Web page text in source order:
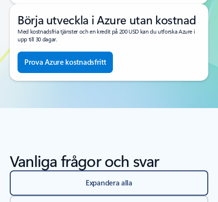
Börja utveckla i Azure utan kostnad
Med kostnadsfria tjänster och en kredit på 200 USD kan du utforska Azure i
upp till 30 dagar.
Prova Azure kostnadsfritt
Vanliga frågor och svar
Expandera alla